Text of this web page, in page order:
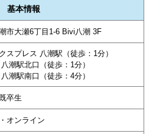
基本情報
市大瀬6丁目1-6 Bivi八潮 3F
スプレス 八潮駅（徒歩：1分）
潮駅北口（徒歩：1分）
潮駅南口（徒歩：4分）
卒生
オンライン